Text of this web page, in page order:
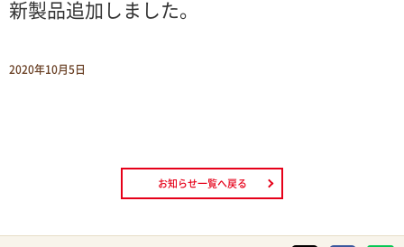
新製品追加しました。
2020年10月5日
お知らせ一覧へ戻る